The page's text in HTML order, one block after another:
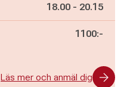
Pågår mellan
18.00 - och
20.15
1100:-
Läs mer och anmäl dig